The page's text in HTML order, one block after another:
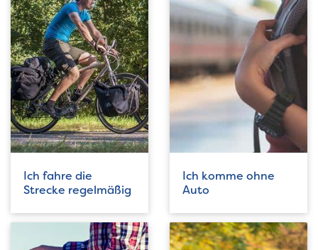
Ich fahre die
Strecke regelmäßig
Ich komme ohne
Auto